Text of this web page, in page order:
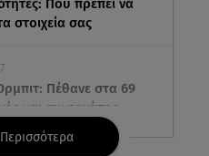
Πού πρέπει να
στοιχεία σας
Πέθανε στα 69
και συνεργάτης
Περισσότερα